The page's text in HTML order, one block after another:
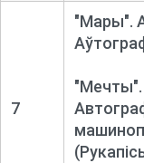
7
"Мары".
"Мечты".